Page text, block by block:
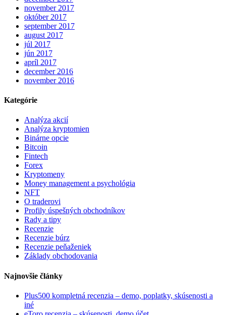
november 2017
október 2017
september 2017
august 2017
júl 2017
jún 2017
apríl 2017
december 2016
november 2016
Kategórie
Analýza akcií
Analýza kryptomien
Binárne opcie
Bitcoin
Fintech
Forex
Kryptomeny
Money management a psychológia
NFT
O traderovi
Profily úspešných obchodníkov
Rady a tipy
Recenzie
Recenzie búrz
Recenzie peňaženiek
Základy obchodovania
Najnovšie články
Plus500 kompletná recenzia – demo, poplatky, skúsenosti a
iné